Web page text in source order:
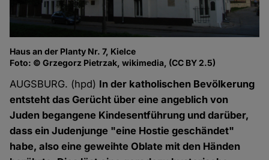
Haus an der Planty Nr. 7, Kielce
Foto: © Grzegorz Pietrzak, wikimedia, (CC BY 2.5)
AUGSBURG. (hpd) In der katholischen Bevölkerung
entsteht das Gerücht über eine angeblich von
Juden begangene Kindesentführung und darüber,
dass ein Judenjunge "eine Hostie geschändet"
habe, also eine geweihte Oblate mit den Händen